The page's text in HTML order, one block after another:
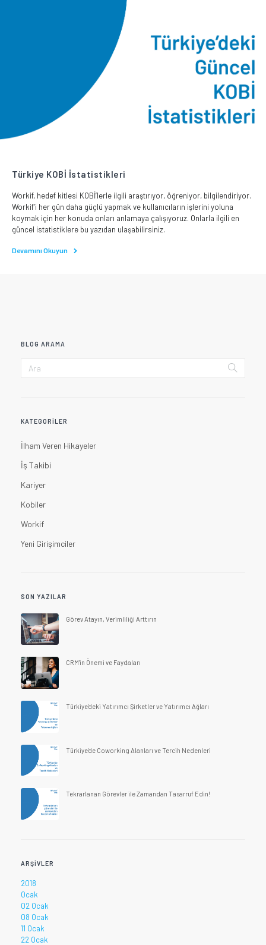
Türkiye KOBİ İstatistikleri
Workif, hedef kitlesi KOBİ’lerle ilgili araştırıyor, öğreniyor, bilgilendiriyor.
Workif’i her gün daha güçlü yapmak ve kullanıcıların işlerini yoluna
koymak için her konuda onları anlamaya çalışıyoruz. Onlarla ilgili en
güncel istatistiklere bu yazıdan ulaşabilirsiniz.
Devamını Okuyun
BLOG ARAMA
KATEGORILER
İlham Veren Hikayeler
İş Takibi
Kariyer
Kobiler
Workif
Yeni Girişimciler
SON YAZILAR
Görev Atayın, Verimliliği Arttırın
CRM'in Önemi ve Faydaları
Türkiye'deki Yatırımcı Şirketler ve Yatırımcı Ağları
Türkiye'de Coworking Alanları ve Tercih Nedenleri
Tekrarlanan Görevler ile Zamandan Tasarruf Edin!
ARŞIVLER
2018
Ocak
02 Ocak
08 Ocak
11 Ocak
22 Ocak